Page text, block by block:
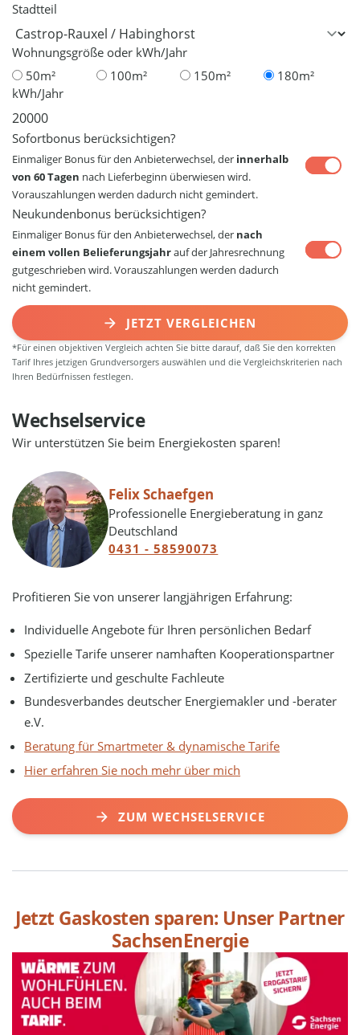
Stadtteil
Wohnungsgröße oder kWh/Jahr
50m²
100m² 150m²
180m²
kWh/Jahr
Sofortbonus berücksichtigen?
Einmaliger Bonus für den Anbieterwechsel, der innerhalb
von 60 Tagen nach Lieferbeginn überwiesen wird.
Vorauszahlungen werden dadurch nicht gemindert.
Neukundenbonus berücksichtigen?
Einmaliger Bonus für den Anbieterwechsel, der nach
einem vollen Belieferungsjahrauf der Jahresrechnung
gutgeschrieben wird. Vorauszahlungen werden dadurch
nicht gemindert.
JETZT VERGLEICHEN
*Für einen objektiven Vergleich achten Sie bitte darauf, daß Sie den korrekten
Tarif Ihres jetzigen Grundversorgers auswählen und die Vergleichskriterien nach
Ihren Bedürfnissen festlegen.
Wechselservice
Wir unterstützen Sie beim Energiekosten sparen!
Felix Schaefgen
Professionelle Energieberatung in ganz
Deutschland
0431 - 58590073
Profitieren Sie von unserer langjährigen Erfahrung:
Individuelle Angebote für Ihren persönlichen Bedarf
Spezielle Tarife unserer namhaften Kooperationspartner
Zertifizierte und geschulte Fachleute
Bundesverbandes deutscher Energiemakler und -berater
e.V.
Beratung für Smartmeter & dynamische Tarife
Hier erfahren Sie noch mehr über mich
ZUM WECHSELSERVICE
Jetzt Gaskosten sparen: Unser Partner
SachsenEnergie